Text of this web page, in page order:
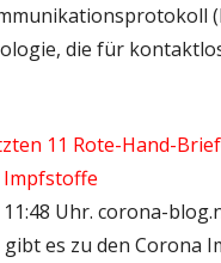
die für
11 Rote-Hand-
Impfstoffe
11:48 Uhr. corona-
gibt es zu den Corona